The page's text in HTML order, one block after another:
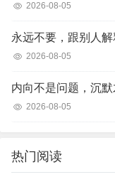
2026-08-05
永远不要，跟别人解
2026-08-05
内向不是问题，沉默
2026-08-05
热门阅读